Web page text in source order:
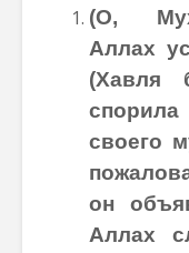
(О,
Аллах
(Хавля
своего
он
Аллах